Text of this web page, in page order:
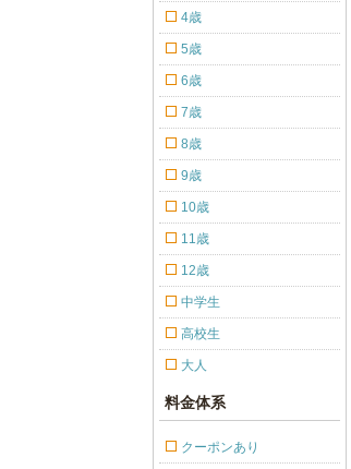
4歳
5歳
6歳
7歳
8歳
9歳
10歳
11歳
12歳
中学生
高校生
大人
料金体系
クーポンあり